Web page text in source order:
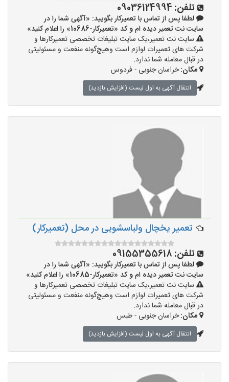
تلفن: 09036124994
لطفا پس از تماس با تعمیرکار بگویید: «آگهی شما را در
سایت نت تعمیر دیده ام و کد «تعمیرکار-10686» را اعلام کنید»
سایت نت تعمیر،یک سایت تبلیغات تخصصی تعمیرکارها و
شرکت های تعمیرات لوازم است وهیچ‌گونه منفعت و مسئولیتی
در قبال معامله شما ندارد.
مکان:خراسان جنوبی - فردوس
انتقال آگهی به اول لیست (افزایش بازدید)
تعمیر یخچال ولباسشویی در محل (تعمیرکار)
تلفن: 09155355618
لطفا پس از تماس با تعمیرکار بگویید: «آگهی شما را در
سایت نت تعمیر دیده ام و کد «تعمیرکار-10685» را اعلام کنید»
سایت نت تعمیر،یک سایت تبلیغات تخصصی تعمیرکارها و
شرکت های تعمیرات لوازم است وهیچ‌گونه منفعت و مسئولیتی
در قبال معامله شما ندارد.
مکان:خراسان جنوبی - طبس
انتقال آگهی به اول لیست (افزایش بازدید)